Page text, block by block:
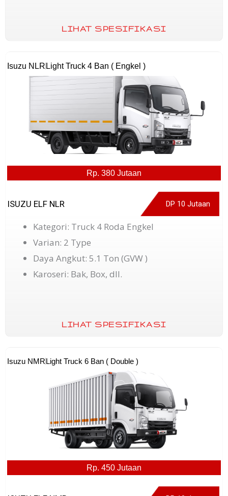
LIHAT SPESIFIKASI
Isuzu NLR Light Truck 4 Ban ( Engkel )
Rp. 380 Jutaan
ISUZU ELF NLR DP 10 Jutaan
Kategori: Truck 4 Roda Engkel
Varian: 2 Type
Daya Angkut: 5.1 Ton (GVW )
Karoseri: Bak, Box, dll.
LIHAT SPESIFIKASI
Isuzu NMRLight Truck 6 Ban ( Double )
Rp. 450 Jutaan